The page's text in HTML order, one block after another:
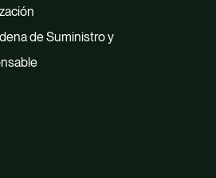
de Suministro y